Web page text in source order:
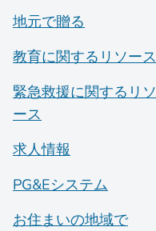
地元で贈る
教育に関するリソース
緊急救援に関するリソ
ース
求人情報
PG&Eシステム
お住まいの地域で